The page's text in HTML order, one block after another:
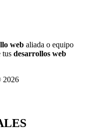
web aliada o equipo
tus desarrollos web
2026